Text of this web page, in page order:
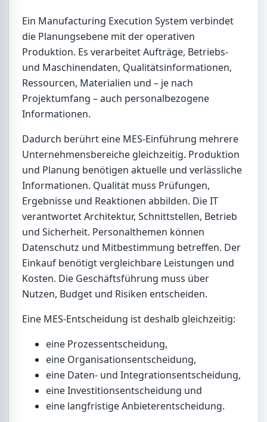
Ein Manufacturing Execution System verbindet
die Planungsebene mit der operativen
Produktion. Es verarbeitet Aufträge, Betriebs-
und Maschinendaten, Qualitätsinformationen,
Ressourcen, Materialien und – je nach
Projektumfang – auch personalbezogene
Informationen.
Dadurch berührt eine MES-Einführung mehrere
Unternehmensbereiche gleichzeitig. Produktion
und Planung benötigen aktuelle und verlässliche
Informationen. Qualität muss Prüfungen,
Ergebnisse und Reaktionen abbilden. Die IT
verantwortet Architektur, Schnittstellen, Betrieb
und Sicherheit. Personalthemen können
Datenschutz und Mitbestimmung betreffen. Der
Einkauf benötigt vergleichbare Leistungen und
Kosten. Die Geschäftsführung muss über
Nutzen, Budget und Risiken entscheiden.
Eine MES-Entscheidung ist deshalb gleichzeitig:
eine Prozessentscheidung,
eine Organisationsentscheidung,
eine Daten- und Integrationsentscheidung,
eine Investitionsentscheidung und
eine langfristige Anbieterentscheidung.